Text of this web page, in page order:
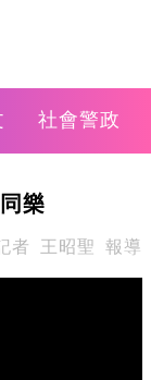
社會警政
樂
者 王昭聖 報導